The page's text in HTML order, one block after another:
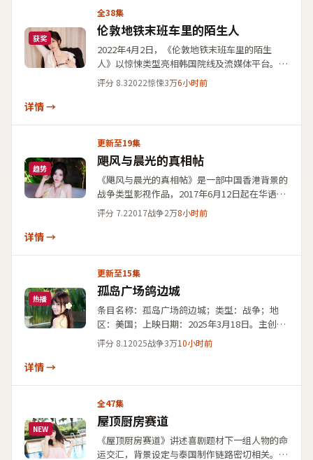
获奖
全38集
伦敦地铁末班车里的陌生人
2022年4月2日，《伦敦地铁末班车里的陌生
人》以惊悚类型亮相韩国院线及流媒体平台。岩
井俊二将镜头对准寻常生活中的极端抉择，周
评分 8.32022惊悚3万6小时前
详情 →
趋势
更新至19集
飓风与晨光的真相帖
《飓风与晨光的真相帖》是一部中国香港背景的
战争类型影视作品，2017年6月12日起在华语地
区院网同步与观众见面。影片由宁浩执导，宋慧
评分 7.22017战争2万8小时前
详情 →
热播
更新至15集
孤岛广场鸽边城
条目名称：孤岛广场鸽边城；类型：战争；地
区：美国；上映日期：2025年3月18日。主创方
面，导演罗泓轸，演员阵容含松坂桃李、染谷将
评分 8.1 2025战争3万10小时前
详情 →
NEW
全47集
屋顶厨房赛道
《屋顶厨房赛道》讲述喜剧题材下一组人物的命
运交汇，背景设定与泰国制作链路密切相关。王